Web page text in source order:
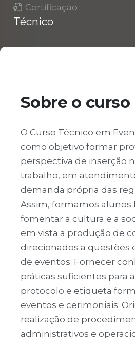
Certificação
Técnico
Sobre o curso
O Curso Técnico em
como objetivo formar
perspectiva de inserção
trabalho, em
demanda própria das
Assim, formamos alunos
fomentar a cultura e a
em vista a produção de
direcionados a questões
de eventos; Fornecer
práticas suficientes para
protocolo e etiqueta
eventos e cerimoniais;
realização de
administrativos e